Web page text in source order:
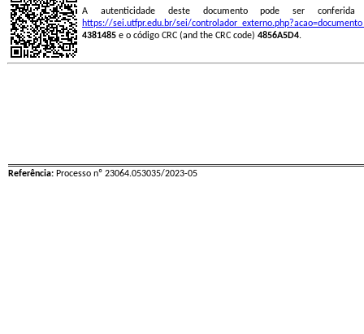
A autenticidade deste documento pode ser
https://sei.utfpr.edu.br/sei/
4381485 e o código CRC (and the CRC code) 4856A5D4.
Referência: Processo nº 23064.053035/2023-05